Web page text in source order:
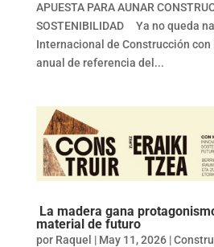
APUESTA PARA AUNAR
SOSTENIBILIDAD Ya no queda
Internacional de Construcción
anual de referencia del...
La madera gana
material de futuro
por Raquel | May 11, 2026|